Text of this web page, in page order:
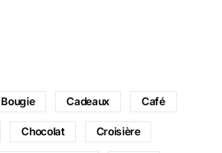
Bougie Cadeaux Café
Chocolat Croisière